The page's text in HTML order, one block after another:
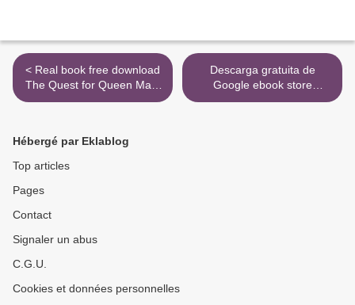
< Real book free download
The Quest for Queen Mary
English version by James
Descarga gratuita de
Google ebook store
INFINITAS 9788417541255
Hébergé par Eklablog
Top articles
Pages
Contact
Signaler un abus
C.G.U.
Cookies et données personnelles